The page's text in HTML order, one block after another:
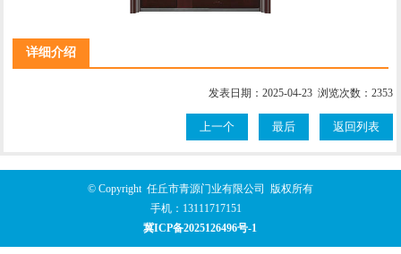
详细介绍
发表日期：2025-04-23 浏览次数：2353
上一个 最后 返回列表
© Copyright 任丘市青源门业有限公司 版权所有
手机： 13111717151
冀ICP备2025126496号-1